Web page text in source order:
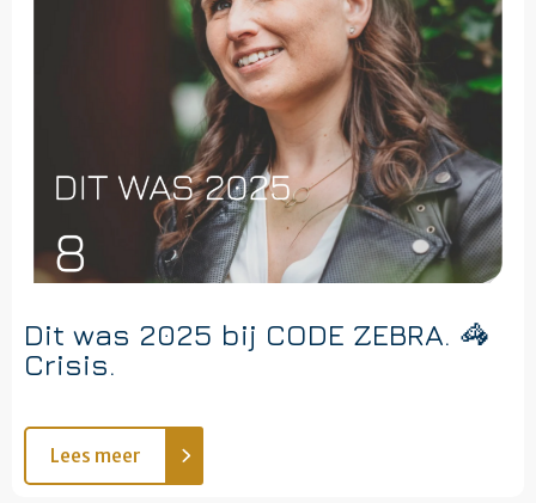
Dit was 2025 bij CODE ZEBRA. 🦓
Crisis.
Lees meer